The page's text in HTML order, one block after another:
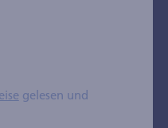
gelesen und